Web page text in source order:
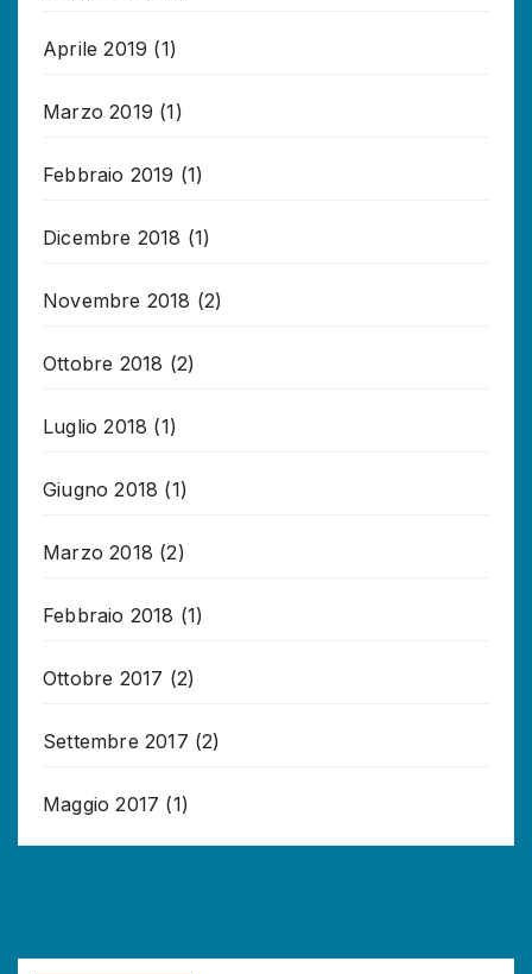
Aprile 2019 (1)
Marzo 2019 (1)
Febbraio 2019 (1)
Dicembre 2018 (1)
Novembre 2018 (2)
Ottobre 2018 (2)
Luglio 2018 (1)
Giugno 2018 (1)
Marzo 2018 (2)
Febbraio 2018 (1)
Ottobre 2017 (2)
Settembre 2017 (2)
Maggio 2017 (1)